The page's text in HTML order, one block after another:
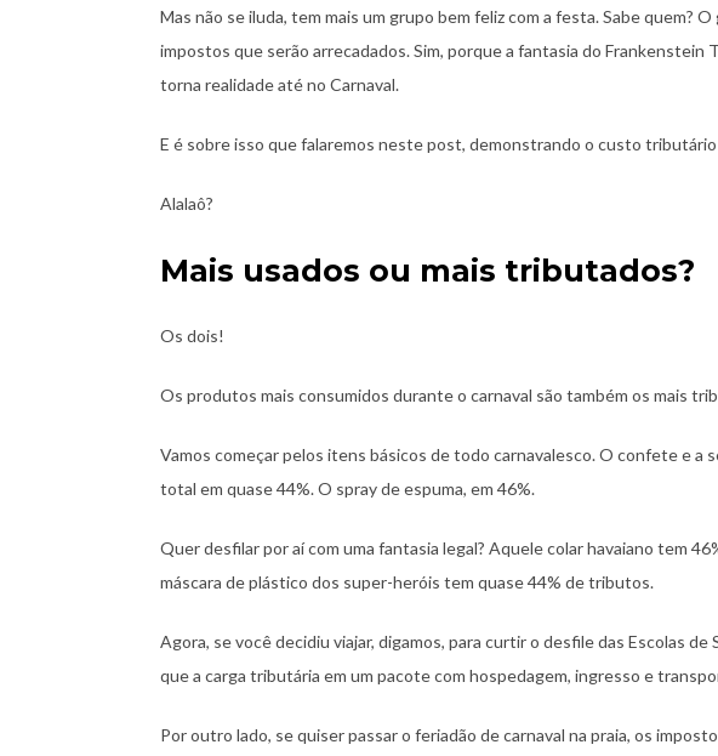
Mas não se iluda, tem mais um grupo bem feliz com a festa. Sabe quem?
impostos que serão arrecadados. Sim, porque a fantasia do
torna realidade até no Carnaval.
E é sobre isso que falaremos neste post, demonstrando o custo
Alalaô?
Mais usados ou mais tributados?
Os dois!
Os produtos mais consumidos durante o carnaval são também os mais
Vamos começar pelos itens básicos de todo carnavalesco. O confete e a
total em quase 44%. O spray de espuma, em 46%.
Quer desfilar por aí com uma fantasia legal? Aquele colar havaiano tem
máscara de plástico dos super-heróis tem quase 44% de tributos.
Agora, se você decidiu viajar, digamos, para curtir o desfile das Escolas de
que a carga tributária em um pacote com hospedagem, ingresso e
Por outro lado, se quiser passar o feriadão de carnaval na praia, os